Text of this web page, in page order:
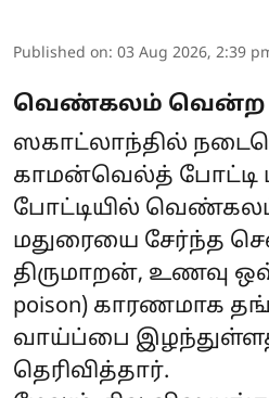
Published on: 03 Aug 2026, 2:39
வெண்கலம் வென்ற
ஸகாட்லாந்தில்
காமன்வெல்த் போட்டி
போட்டியில்
மதுரையை சேர்ந்த
திருமாறன், உணவு
poison) காரணமாக
வாய்ப்பை
தெரிவித்தார்.